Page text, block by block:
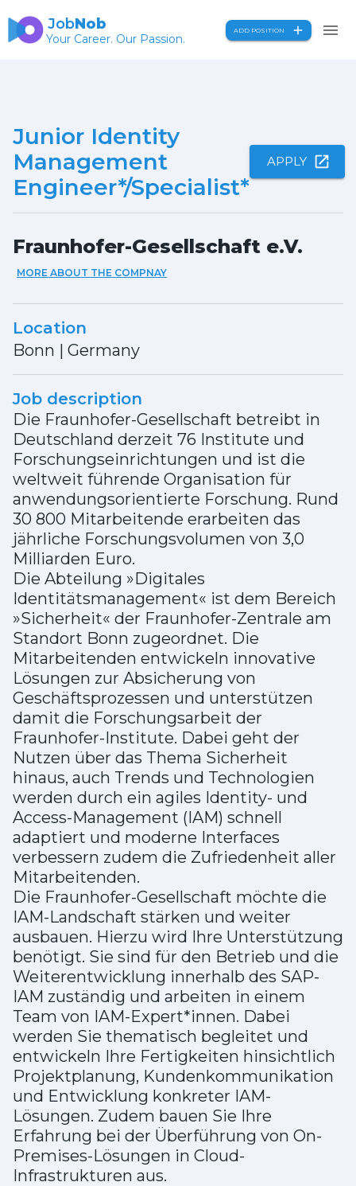
JobNob
Your Career. Our Passion.
ADD POSITION
Junior Identity
Management
Engineer*/Specialist*
APPLY
Fraunhofer-Gesellschaft e.V.
MORE ABOUT THE COMPNAY
Location
Bonn | Germany
Job description
Die Fraunhofer-Gesellschaft betreibt in
Deutschland derzeit 76 Institute und
Forschungseinrichtungen und ist die
weltweit führende Organisation für
anwendungsorientierte Forschung. Rund
30 800 Mitarbeitende erarbeiten das
jährliche Forschungsvolumen von 3,0
Milliarden Euro.
Die Abteilung »Digitales
Identitätsmanagement« ist dem Bereich
»Sicherheit« der Fraunhofer-Zentrale am
Standort Bonn zugeordnet. Die
Mitarbeitenden entwickeln innovative
Lösungen zur Absicherung von
Geschäftsprozessen und unterstützen
damit die Forschungsarbeit der
Fraunhofer-Institute. Dabei geht der
Nutzen über das Thema Sicherheit
hinaus, auch Trends und Technologien
werden durch ein agiles Identity- und
Access-Management (IAM) schnell
adaptiert und moderne Interfaces
verbessern zudem die Zufriedenheit aller
Mitarbeitenden.
Die Fraunhofer-Gesellschaft möchte die
IAM-Landschaft stärken und weiter
ausbauen. Hierzu wird Ihre Unterstützung
benötigt. Sie sind für den Betrieb und die
Weiterentwicklung innerhalb des SAP-
IAM zuständig und arbeiten in einem
Team von IAM-Expert*innen. Dabei
werden Sie thematisch begleitet und
entwickeln Ihre Fertigkeiten hinsichtlich
Projektplanung, Kundenkommunikation
und Entwicklung konkreter IAM-
Lösungen. Zudem bauen Sie Ihre
Erfahrung bei der Überführung von On-
Premises-Lösungen in Cloud-
Infrastrukturen aus.